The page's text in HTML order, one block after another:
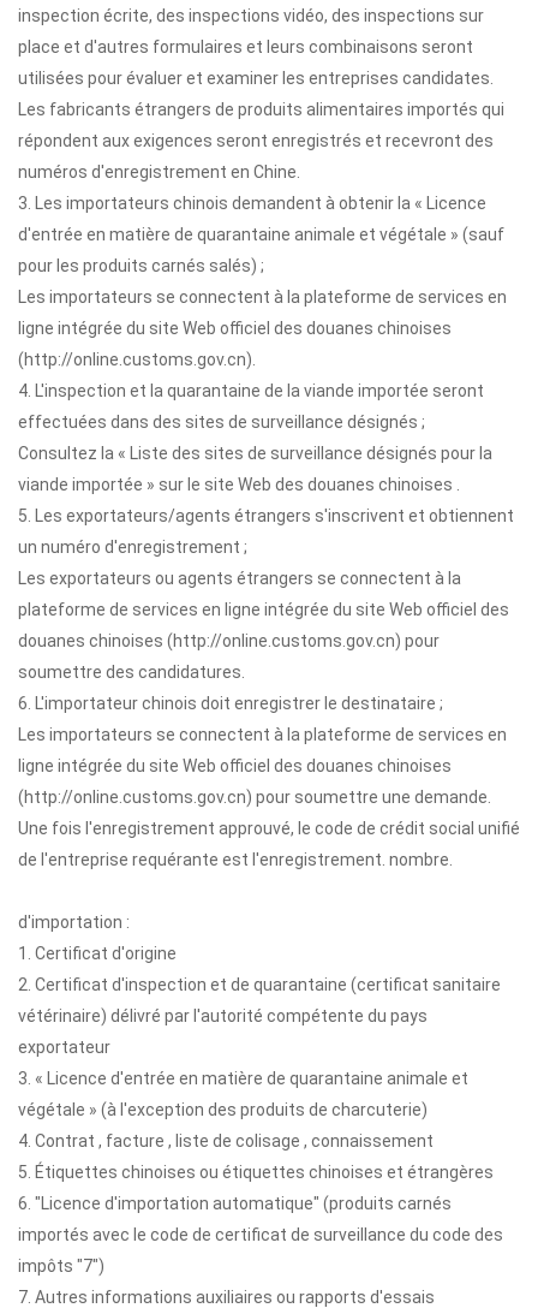
inspection écrite, des inspections vidéo, des inspections sur
place et d'autres formulaires et leurs combinaisons seront
utilisées pour évaluer et examiner les entreprises candidates.
Les fabricants étrangers de produits alimentaires importés qui
répondent aux exigences seront enregistrés et recevront des
numéros d'enregistrement en Chine.
3. Les importateurs chinois demandent à obtenir la « Licence
d'entrée en matière de quarantaine animale et végétale » (sauf
pour les produits carnés salés) ;
Les importateurs se connectent à la plateforme de services en
ligne intégrée du site Web officiel des douanes chinoises
(http://online.customs.gov.cn).
4. L'inspection et la quarantaine de la viande importée seront
effectuées dans des sites de surveillance désignés ;
Consultez la « Liste des sites de surveillance désignés pour la
viande importée » sur le site Web des douanes chinoises .
5. Les exportateurs/agents étrangers s'inscrivent et obtiennent
un numéro d'enregistrement ;
Les exportateurs ou agents étrangers se connectent à la
plateforme de services en ligne intégrée du site Web officiel des
douanes chinoises (http://online.customs.gov.cn) pour
soumettre des candidatures.
6. L'importateur chinois doit enregistrer le destinataire ;
Les importateurs se connectent à la plateforme de services en
ligne intégrée du site Web officiel des douanes chinoises
(http://online.customs.gov.cn) pour soumettre une demande.
Une fois l'enregistrement approuvé, le code de crédit social unifié
de l'entreprise requérante est l'enregistrement. nombre.
d'importation :
1. Certificat d'origine
2. Certificat d'inspection et de quarantaine (certificat sanitaire
vétérinaire) délivré par l'autorité compétente du pays
exportateur
3. « Licence d'entrée en matière de quarantaine animale et
végétale » (à l'exception des produits de charcuterie)
4. Contrat , facture , liste de colisage , connaissement
5. Étiquettes chinoises ou étiquettes chinoises et étrangères
6. "Licence d'importation automatique" (produits carnés
importés avec le code de certificat de surveillance du code des
impôts "7")
7. Autres informations auxiliaires ou rapports d'essais